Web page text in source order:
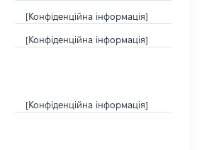
[Конфіденційна інформація]
[Конфіденційна інформація]
[Конфіденційна інформація]